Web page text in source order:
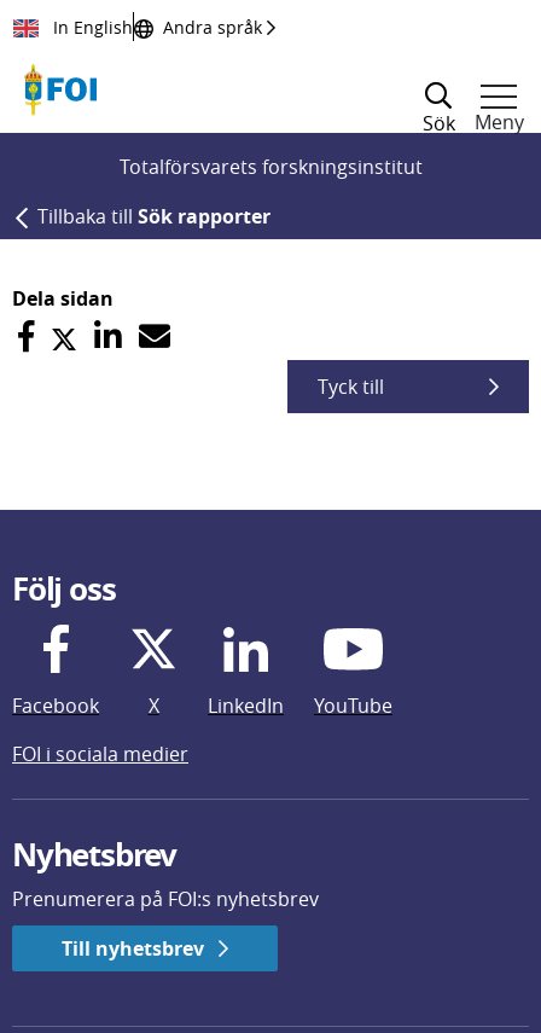
Till innehållet
In English Andra språk
Sök
Meny
Totalförsvarets forskningsinstitut
Tillbaka till Sök rapporter
Dela sidan
Tyck till
Följ oss
Facebook X LinkedIn
YouTube
FOI i sociala medier
Nyhetsbrev
Prenumerera på FOI:s nyhetsbrev
Till nyhetsbrev